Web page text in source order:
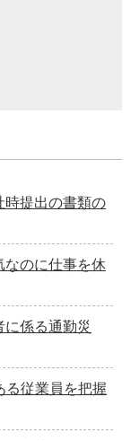
提出の書類の
なのに仕事を休
係る通勤災
従業員を把握